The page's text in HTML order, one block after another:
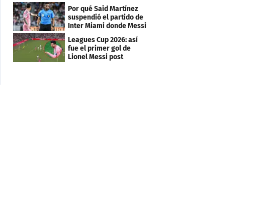
Por qué Said Martínez
suspendió el partido de
Inter Miami donde Messi
Leagues Cup 2026: así
fue el primer gol de
Lionel Messi post